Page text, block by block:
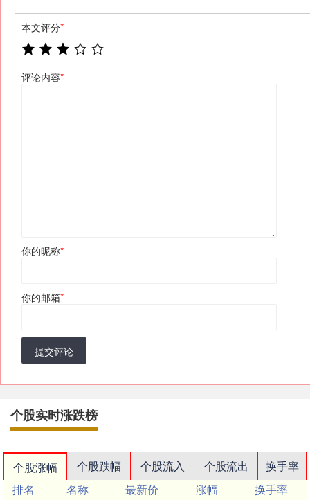
本文评分*
评论内容*
你的昵称*
你的邮箱*
提交评论
个股实时涨跌榜
个股涨幅 个股跌幅 个股流入 个股流出
换手率
排名
名称 最新价 涨幅
换手率